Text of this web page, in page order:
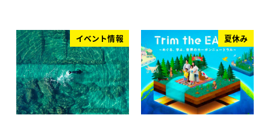
イベント情報 夏休み